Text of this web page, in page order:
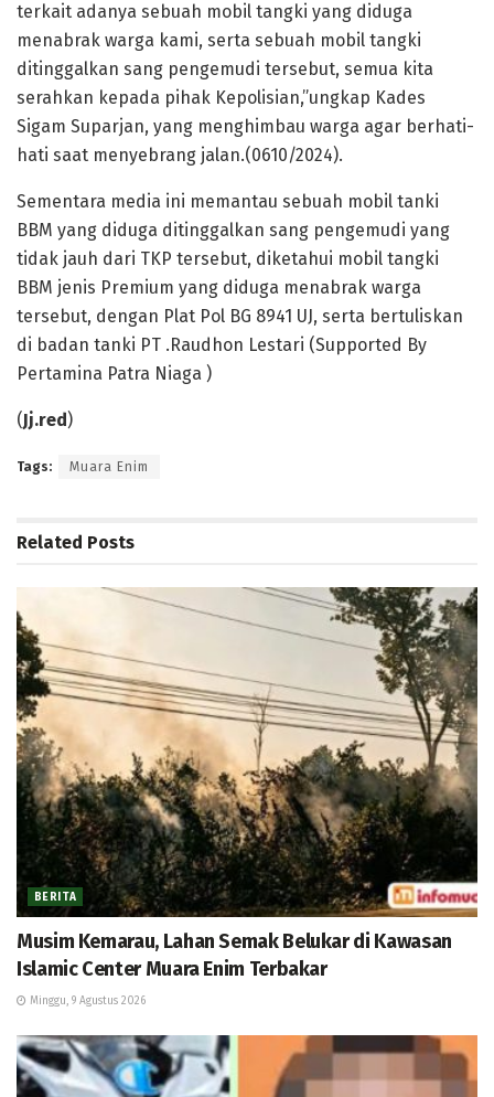
terkait adanya sebuah mobil tangki yang diduga
menabrak warga kami, serta sebuah mobil tangki
ditinggalkan sang pengemudi tersebut, semua kita
serahkan kepada pihak Kepolisian,”ungkap Kades
Sigam Suparjan, yang menghimbau warga agar berhati-
hati saat menyebrang jalan.(0610/2024).
Sementara media ini memantau sebuah mobil tanki
BBM yang diduga ditinggalkan sang pengemudi yang
tidak jauh dari TKP tersebut, diketahui mobil tangki
BBM jenis Premium yang diduga menabrak warga
tersebut, dengan Plat Pol BG 8941 UJ, serta bertuliskan
di badan tanki PT .Raudhon Lestari (Supported By
Pertamina Patra Niaga )
(Jj.red)
Tags: Muara Enim
Related Posts
BERITA
Musim Kemarau, Lahan Semak Belukar di Kawasan
Islamic Center Muara Enim Terbakar
Minggu, 9 Agustus 2026